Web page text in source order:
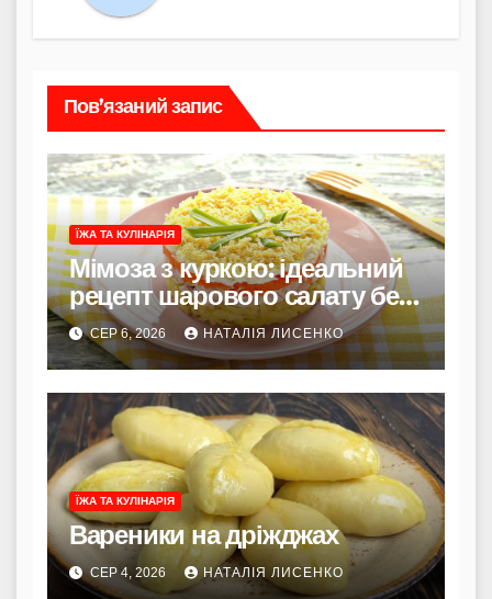
Пов’язаний запис
ЇЖА ТА КУЛІНАРІЯ
Мімоза з куркою: ідеальний
рецепт шарового салату без
риби
СЕР 6, 2026 НАТАЛІЯ ЛИСЕНКО
ЇЖА ТА КУЛІНАРІЯ
Вареники на дріжджах
СЕР 4, 2026 НАТАЛІЯ ЛИСЕНКО